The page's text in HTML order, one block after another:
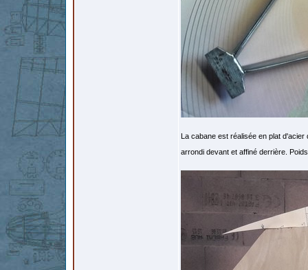
La cabane est réalisée en plat
arrondi devant et affiné derrière.